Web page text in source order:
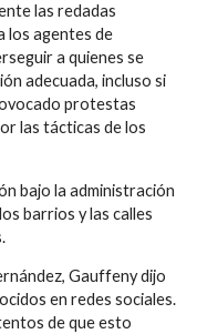
las redadas
los agentes de
a quienes se
adecuada, incluso si
protestas
las tácticas de los
bajo la administración
barrios y las calles
Gauffeny dijo
en redes sociales.
de que esto